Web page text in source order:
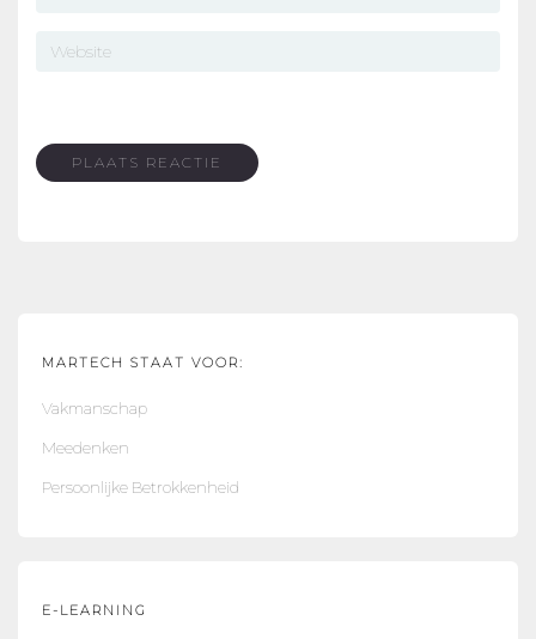
MARTECH STAAT VOOR:
Vakmanschap
Meedenken
Persoonlijke Betrokkenheid
E-LEARNING